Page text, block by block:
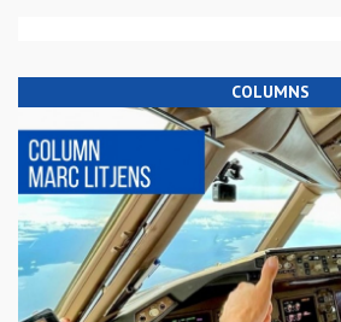
COLUMNS